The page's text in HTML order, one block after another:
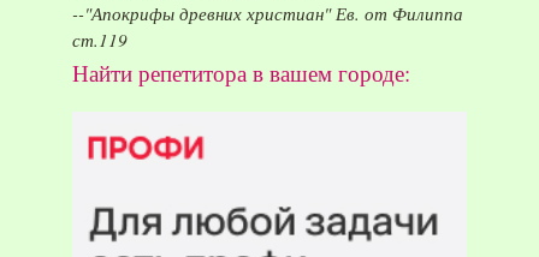
--"Апокрифы древних христиан" Ев. от Филиппа
ст.119
Найти репетитора в вашем городе: